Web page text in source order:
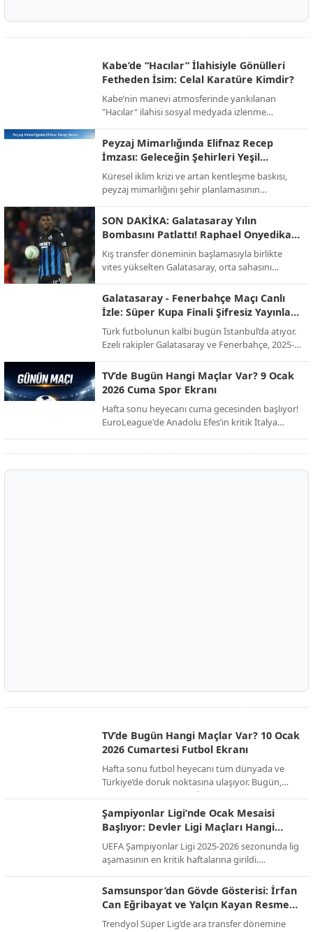
Kabe’de “Hacılar” İlahisiyle Gönülleri
Fetheden İsim: Celal Karatüre Kimdir?
Kabe’nin manevi atmosferinde yankılanan
"Hacılar" ilahisi sosyal medyada izlenme
Karatüre’nin hayatı ve biyografisi merak konusu
oldu.
Peyzaj Mimarlığında Elifnaz Recep
İmzası: Geleceğin Şehirleri Yeşil
Devrimle Şekilleniyor!
Küresel iklim krizi ve artan kentleşme baskısı,
peyzaj mimarlığını şehir planlamasının
Elifnaz Recep, modern mimarinin artık sadece
binalardan ibaret olmadığını, doğayla entegre
yaşayan "nefes alan" alanların bir zorunluluk
haline geldiğini vurguluyor.
SON DAKİKA: Galatasaray Yılın
Bombasını Patlattı! Raphael Onyedika
Transferinde Mutlu Son!
Kış transfer döneminin başlamasıyla birlikte
vites yükselten Galatasaray, orta sahasını
kırmızılı yönetim, bir süredir görüşme halinde
olduğu Nijeryalı yıldız Raphael Onyedika ve
kulübü Club Brugge ile her konuda anlaşmaya
vardı. İşte dev transferin bonservis bedeli, maaş
detayları ve sözleşme şartları!
Galatasaray - Fenerbahçe Maçı Canlı
İzle: Süper Kupa Finali Şifresiz Yayınla
Ekranda!
Türk futbolunun kalbi bugün İstanbul’da atıyor.
Ezeli rakipler Galatasaray ve Fenerbahçe, 2025-
müzelerine götürmek için karşı karşıya geliyor.
Milyonların beklediği dev derbi, şifresiz kanal
müjdesiyle futbolseverleri ekran başına kilitliyor.
TV’de Bugün Hangi Maçlar Var? 9 Ocak
2026 Cuma Spor Ekranı
Hafta sonu heyecanı cuma gecesinden başlıyor!
EuroLeague'de Anadolu Efes’in kritik İtalya
TV’de Bugün Hangi Maçlar Var? 10 Ocak
2026 Cumartesi Futbol Ekranı
Hafta sonu futbol heyecanı tüm dünyada ve
Türkiye’de doruk noktasına ulaşıyor. Bugün,
Süper Kupa finalinden İngiltere FA Cup’a,
İspanya La Liga’dan İtalya Serie A’ya kadar
onlarca kritik mücadele canlı yayınla ekranlara
gelecek. İşte günün öne çıkan maçları ve yayıncı
kuruluşları...
Şampiyonlar Ligi’nde Ocak Mesaisi
Başlıyor: Devler Ligi Maçları Hangi
Kanalda, Saat Kaçta?
UEFA Şampiyonlar Ligi 2025-2026 sezonunda lig
aşamasının en kritik haftalarına girildi.
heyecanı, Ocak ayındaki son iki hafta maçlarıyla
zirve yapacak. Temsilcimiz Galatasaray'ın da
sahne alacağı bu dev organizasyonun yayın
bilgileri netleşti.
Samsunspor’dan Gövde Gösterisi: İrfan
Can Eğribayat ve Yalçın Kayan Resmen
Açıklandı!
Trendyol Süper Lig’de ara transfer dönemine